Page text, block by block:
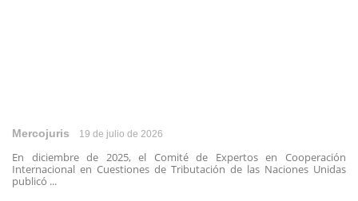
Mercojuris 19 de julio de 2026
En diciembre de 2025, el Comité de Expertos en Cooperación
Internacional en Cuestiones de Tributación de las Naciones Unidas
publicó ...